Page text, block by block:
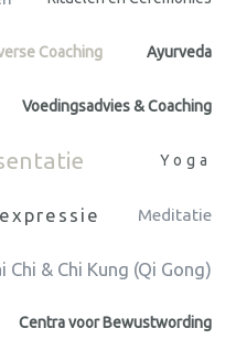
Coaching Ayurveda
Voedingsadvies & Coaching
Yoga
Meditatie
Chi & Chi Kung (Qi Gong)
Centra voor Bewustwording